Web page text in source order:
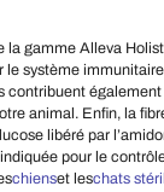
la gamme Alleva
le système
contribuent
animal. Enfin, la
libéré par
pour le
chienset leschats